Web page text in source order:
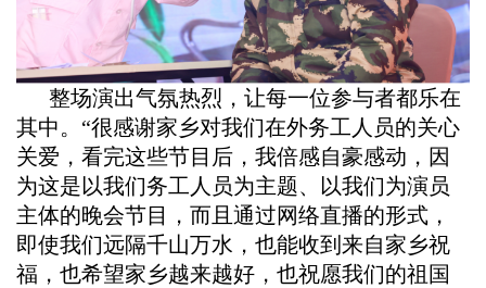
整场演出气氛热烈，让每一位参与者都乐在
其中。“很感谢家乡对我们在外务工人员的关心
关爱，看完这些节目后，我倍感自豪感动，因
为这是以我们务工人员为主题、以我们为演员
主体的晚会节目，而且通过网络直播的形式，
即使我们远隔千山万水，也能收到来自家乡祝
福，也希望家乡越来越好，也祝愿我们的祖国